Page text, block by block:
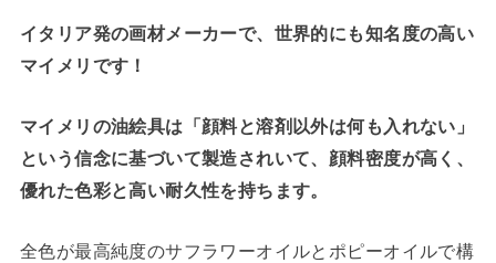
イタリア発の画材メーカーで、世界的にも知名度の高い
マイメリです！
マイメリの油絵具は「顔料と溶剤以外は何も入れない」
という信念に基づいて製造されいて、 顔料密度が高く、
優れた色彩と高い耐久性を持ちます。
全色が最高純度のサフラワーオイルとポピーオイルで構